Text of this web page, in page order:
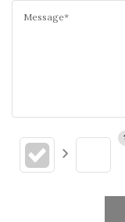
Message*